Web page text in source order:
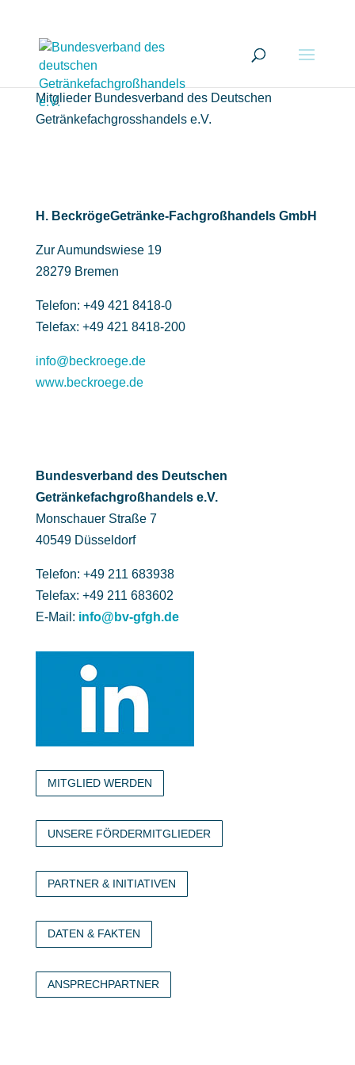
Mitglieder Bundesverband des Deutschen
Getränkefachgrosshandels e.V.
H. BeckrögeGetränke-Fachgroßhandels GmbH
Zur Aumundswiese 19
28279 Bremen
Telefon: +49 421 8418-0
Telefax: +49 421 8418-200
info@beckroege.de
www.beckroege.de
Bundesverband des Deutschen
Getränke­fach­großhandels e.V.
Monschauer Straße 7
40549 Düsseldorf
Telefon: +49 211 683938
Telefax: +49 211 683602
E-Mail: info@bv-gfgh.de
MITGLIED WERDEN
UNSERE FÖRDERMITGLIEDER
PARTNER & INITIATIVEN
DATEN & FAKTEN
ANSPRECHPARTNER